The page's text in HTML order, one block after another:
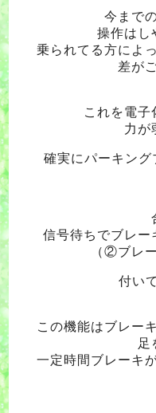
今まで
操作はし
乗られてる方によ
差が
これを電子
力が
確実にパーキング
信号待ちでブレー
（②ブレ
付い
この機能はブレー
足
一定時間ブレーキ